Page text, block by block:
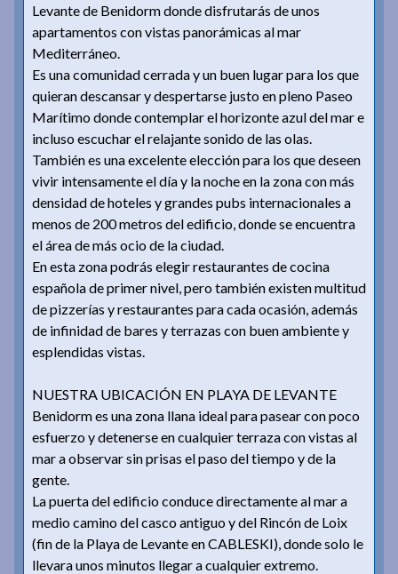
Levante de Benidorm donde disfrutarás de unos
apartamentos con vistas panorámicas al mar
Mediterráneo.
Es una comunidad cerrada y un buen lugar para los que
quieran descansar y despertarse justo en pleno Paseo
Marítimo donde contemplar el horizonte azul del mar e
incluso escuchar el relajante sonido de las olas.
También es una excelente elección para los que deseen
vivir intensamente el día y la noche en la zona con más
densidad de hoteles y grandes pubs internacionales a
menos de 200 metros del edificio, donde se encuentra
el área de más ocio de la ciudad.
En esta zona podrás elegir restaurantes de cocina
española de primer nivel, pero también existen multitud
de pizzerías y restaurantes para cada ocasión, además
de infinidad de bares y terrazas con buen ambiente y
esplendidas vistas.
NUESTRA UBICACIÓN EN PLAYA DE LEVANTE
Benidorm es una zona llana ideal para pasear con poco
esfuerzo y detenerse en cualquier terraza con vistas al
mar a observar sin prisas el paso del tiempo y de la
gente.
La puerta del edificio conduce directamente al mar a
medio camino del casco antiguo y del Rincón de Loix
(fin de la Playa de Levante en CABLESKI), donde solo le
llevara unos minutos llegar a cualquier extremo.